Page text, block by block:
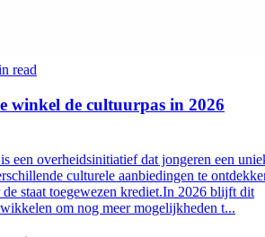
read
winkel de cultuurpas in 2026
een overheidsinitiatief dat jongeren een
culturele aanbiedingen te
staat toegewezen krediet.In 2026 blijft dit
om nog meer mogelijkheden t...